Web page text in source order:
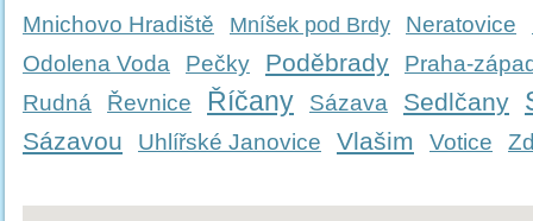
Mnichovo Hradiště
Mníšek pod Brdy Neratovice
Odolena Voda
Pečky Poděbrady
Praha-
Rudná
Řevnice Říčany Sázava Sedlčany
Sázavou Uhlířské Janovice Vlašim Votice